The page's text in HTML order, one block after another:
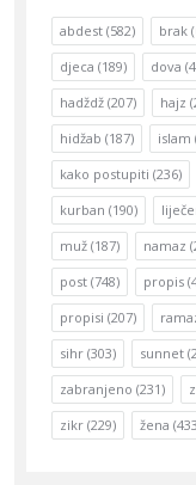
abdest (582) brak
djeca (189) dova
hadždž (207) hajz
hidžab (187) islam
kako postupiti (236)
kurban (190)
muž (187) namaz
post (748) propis
propisi (207)
sihr (303) sunnet
zabranjeno (231)
zikr (229) žena